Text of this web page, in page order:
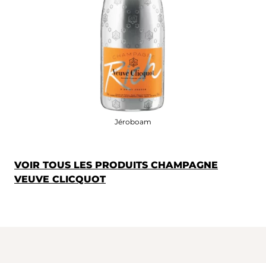
Jéroboam
VOIR TOUS LES PRODUITS CHAMPAGNE
VEUVE CLICQUOT